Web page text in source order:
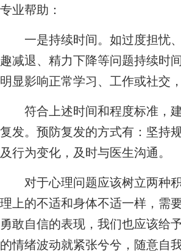
专业帮助：
一是持续时间。如过度担忧、
趣减退、精力下降等问题持续时
明显影响正常学习、工作或社交
符合上述时间和程度标准，建
复发。预防复发的方式有：坚持
及行为变化，及时与医生沟通。
对于心理问题应该树立两种积
理上的不适和身体不适一样，需
勇敢自信的表现，我们也应该给
的情绪波动就紧张兮兮，随意自我